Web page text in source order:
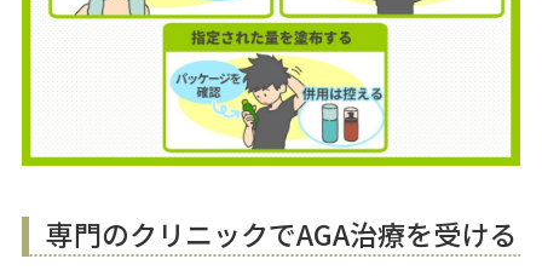
専門のクリニックでAGA治療を受ける